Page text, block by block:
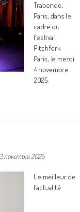
Trabendo,
Paris, dans le
cadre du
festival
Pitchfork
Paris, le merdi
4 novembre
2025.
3 novembre 2025
Le meilleur de
l’actualité